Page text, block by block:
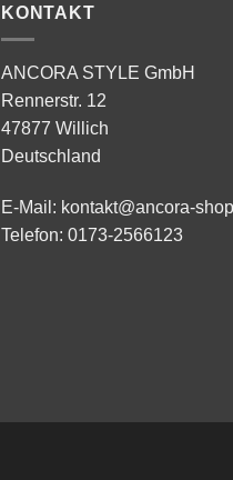
KONTAKT
ANCORA STYLE GmbH
Rennerstr. 12
47877 Willich
Deutschland
E-Mail: kontakt@ancora-
Telefon: 0173-2566123